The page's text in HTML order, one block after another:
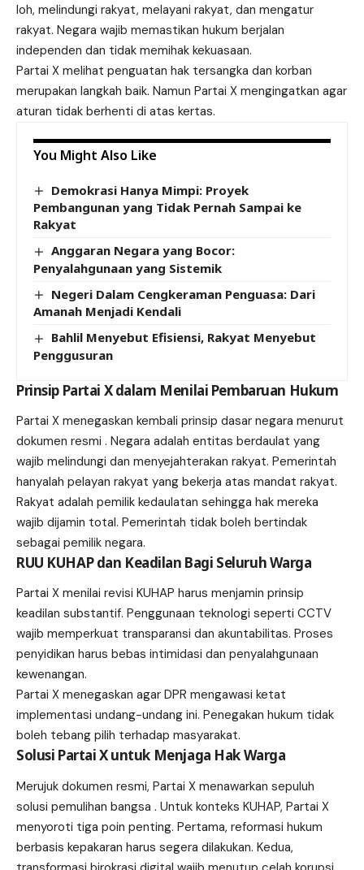
loh, melindungi rakyat, melayani rakyat, dan mengatur
rakyat. Negara wajib memastikan hukum berjalan
independen dan tidak memihak kekuasaan.
Partai X melihat penguatan hak tersangka dan korban
merupakan langkah baik. Namun Partai X mengingatkan agar
aturan tidak berhenti di atas kertas.
You Might Also Like
Demokrasi Hanya Mimpi: Proyek
Pembangunan yang Tidak Pernah Sampai ke
Rakyat
Anggaran Negara yang Bocor:
Penyalahgunaan yang Sistemik
Negeri Dalam Cengkeraman Penguasa: Dari
Amanah Menjadi Kendali
Bahlil Menyebut Efisiensi, Rakyat Menyebut
Penggusuran
Prinsip Partai X dalam Menilai Pembaruan Hukum
Partai X menegaskan kembali prinsip dasar negara menurut
dokumen resmi . Negara adalah entitas berdaulat yang
wajib melindungi dan menyejahterakan rakyat. Pemerintah
hanyalah pelayan rakyat yang bekerja atas mandat rakyat.
Rakyat adalah pemilik kedaulatan sehingga hak mereka
wajib dijamin total. Pemerintah tidak boleh bertindak
sebagai pemilik negara.
RUU KUHAP dan Keadilan Bagi Seluruh Warga
Partai X menilai revisi KUHAP harus menjamin prinsip
keadilan substantif. Penggunaan teknologi seperti CCTV
wajib memperkuat transparansi dan akuntabilitas. Proses
penyidikan harus bebas intimidasi dan penyalahgunaan
kewenangan.
Partai X menegaskan agar DPR mengawasi ketat
implementasi undang-undang ini. Penegakan hukum tidak
boleh tebang pilih terhadap masyarakat.
Solusi Partai X untuk Menjaga Hak Warga
Merujuk dokumen resmi, Partai X menawarkan sepuluh
solusi pemulihan bangsa . Untuk konteks KUHAP, Partai X
menyoroti tiga poin penting. Pertama, reformasi hukum
berbasis kepakaran harus segera dilakukan. Kedua,